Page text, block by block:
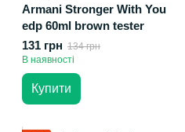
Armani Stronger With You
edp 60ml brown tester
131 грн 134 грн
В наявності
Купити